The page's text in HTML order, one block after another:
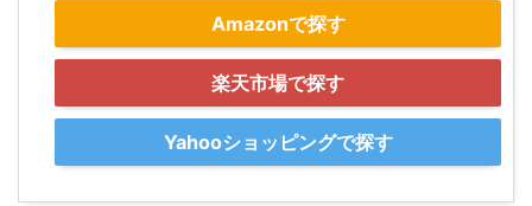
Amazonで探す
楽天市場で探す
Yahooショッピングで探す